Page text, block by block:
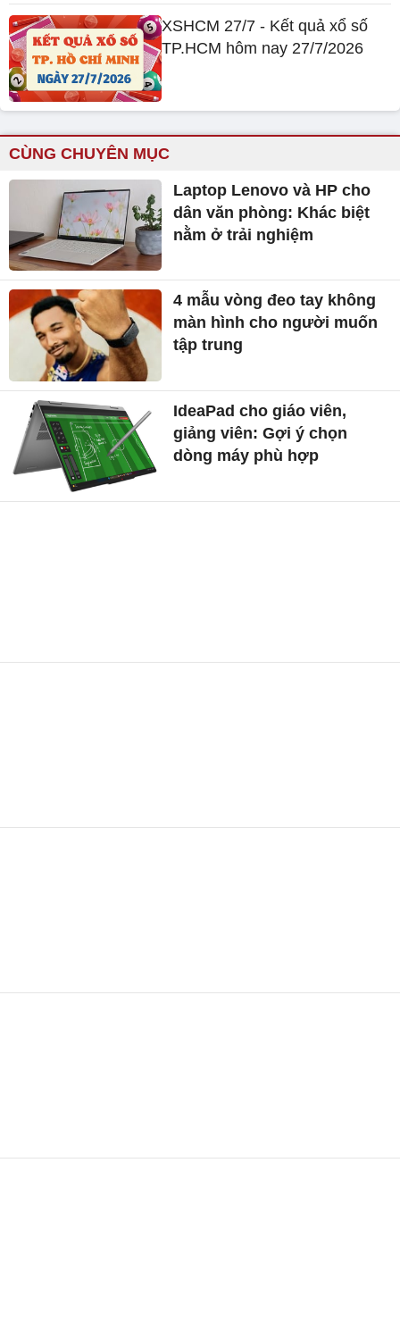
XSHCM 27/7 - Kết quả xổ số
TP.HCM hôm nay 27/7/2026
CÙNG CHUYÊN MỤC
Laptop Lenovo và HP cho
dân văn phòng: Khác biệt
nằm ở trải nghiệm
4 mẫu vòng đeo tay không
màn hình cho người muốn
tập trung
IdeaPad cho giáo viên,
giảng viên: Gợi ý chọn
dòng máy phù hợp